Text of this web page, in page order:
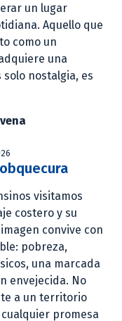
un lugar
Aquello que
como un
una
nostalgia, es
visitamos
costero y su
convive con
pobreza,
una marcada
envejecida. No
a un territorio
promesa